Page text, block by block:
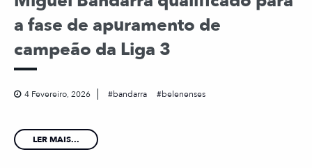
a fase de apuramento de
campeão da Liga 3
4 Fevereiro, 2026 bandarra belenenses
LER MAIS...